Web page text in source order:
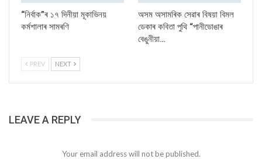
“নিৰ্বাক”ৰ ১৭ দিনীয়া মূকাভিনয়
কৰ্মশালাৰ সামৰণি
অসম অসামৰিক সেৱাৰ বিষয়া বিমল
ডেকাৰ কবিতা পুথি “পানীডোঙাৰ
বেঙুনীয়া…
PREV NEXT
LEAVE A REPLY
Your email address will not be published.